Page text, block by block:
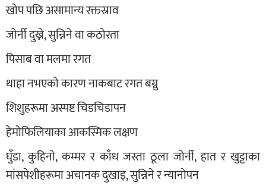
खोप पछि असामान्य रक्तस्राव
जोर्नी दुख्ने, सुन्निने वा कठोरता
पिसाब वा मलमा रगत
थाहा नभएको कारण नाकबाट रगत बग्नु
शिशुहरूमा अस्पष्ट चिडचिडापन
हेमोफिलियाका आकस्मिक लक्षण
घुँडा, कुहिनो, कम्मर र काँध जस्ता ठूला जोर्नी, हात र खुट्टाका
मांसपेशीहरूमा अचानक दुखाइ, सुन्निने र न्यानोपन